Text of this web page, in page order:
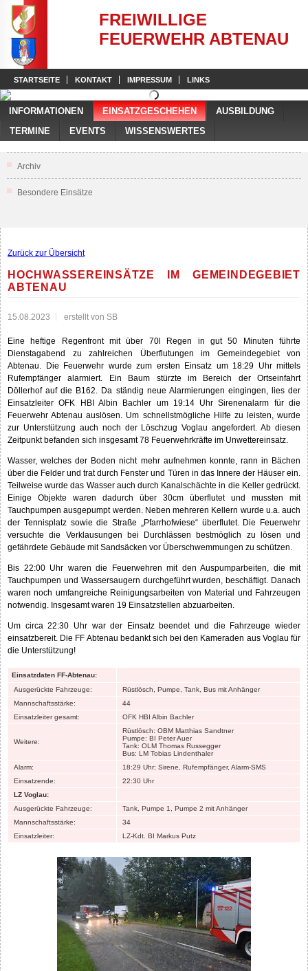
FREIWILLIGE
FEUERWEHR ABTENAU
STARTSEITE KONTAKT IMPRESSUM LINKS
INFORMATIONEN EINSATZGESCHEHEN
AUSBILDUNG
TERMINE
EVENTS WISSENSWERTES
Archiv
Besondere Einsätze
Zurück zur Übersicht
HOCHWASSEREINSÄTZE IM GEMEINDEGEBIET
ABTENAU
15.08.2023 erstellt von SB
Eine heftige Regenfront mit über 70l Regen in gut 50 Minuten führte
Dienstagabend zu zahlreichen Überflutungen im Gemeindegebiet von
Abtenau. Die Feuerwehr wurde zum ersten Einsatz um 18:29 Uhr mittels
Rufempfänger alarmiert. Ein Baum stürzte im Bereich der Ortseinfahrt
Döllerhof auf die B162. Da ständig neue Alarmierungen eingingen, lies der
Einsatzleiter OFK HBI Albin Bachler um 19:14 Uhr Sirenenalarm für die
Feuerwehr Abtenau auslösen. Um schnellstmögliche Hilfe zu leisten, wurde
zur Unterstützung auch noch der Löschzug Voglau angefordert. Ab diesen
Zeitpunkt befanden sich insgesamt 78 Feuerwehrkräfte im Unwettereinsatz.
Wasser, welches der Boden nicht mehr aufnehmen konnte, rann in Bächen
über die Felder und trat durch Fenster und Türen in das Innere der Häuser ein.
Teilweise wurde das Wasser auch durch Kanalschächte in die Keller gedrückt.
Einige Objekte waren dadurch über 30cm überflutet und mussten mit
Tauchpumpen ausgepumpt werden. Neben mehreren Kellern wurde u.a. auch
der Tennisplatz sowie die Straße „Pfarrhofwiese“ überflutet. Die Feuerwehr
versuchte die Verklausungen bei Durchlässen bestmöglich zu lösen und
gefährdete Gebäude mit Sandsäcken vor Überschwemmungen zu schützen.
Bis 22:00 Uhr waren die Feuerwehren mit den Auspumparbeiten, die mit
Tauchpumpen und Wassersaugern durchgeführt wurden, beschäftigt. Danach
waren noch umfangreiche Reinigungsarbeiten von Material und Fahrzeugen
notwendig. Insgesamt waren 19 Einsatzstellen abzuarbeiten.
Um circa 22:30 Uhr war der Einsatz beendet und die Fahrzeuge wieder
einsatzbereit. Die FF Abtenau bedankt sich bei den Kameraden aus Voglau für
die Unterstützung!
Einsatzdaten FF-Abtenau:
Ausgerückte Fahrzeuge:
Rüstlösch, Pumpe, Tank, Bus mit Anhänger
Mannschaftsstärke:
44
Einsatzleiter gesamt:
OFK HBI Albin Bachler
Weitere:
Rüstlösch: OBM Matthias Sandtner
Pumpe: BI Peter Auer
Tank: OLM Thomas Russegger
Bus: LM Tobias Lindenthaler
Alarm:
18:29 Uhr; Sirene, Rufempfänger, Alarm-SMS
Einsatzende:
22:30 Uhr
LZ Voglau:
Ausgerückte Fahrzeuge:
Tank, Pumpe 1, Pumpe 2 mit Anhänger
Mannschaftsstärke:
34
Einsatzleiter:
LZ-Kdt. BI Markus Putz